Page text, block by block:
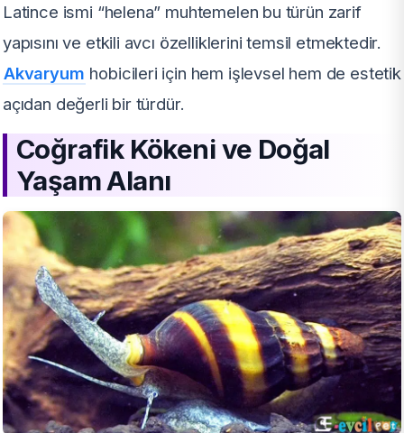
Latince ismi “helena” muhtemelen bu türün zarif
yapısını ve etkili avcı özelliklerini temsil etmektedir.
Akvaryum hobicileri için hem işlevsel hem de estetik
açıdan değerli bir türdür.
Coğrafik Kökeni ve Doğal
Yaşam Alanı